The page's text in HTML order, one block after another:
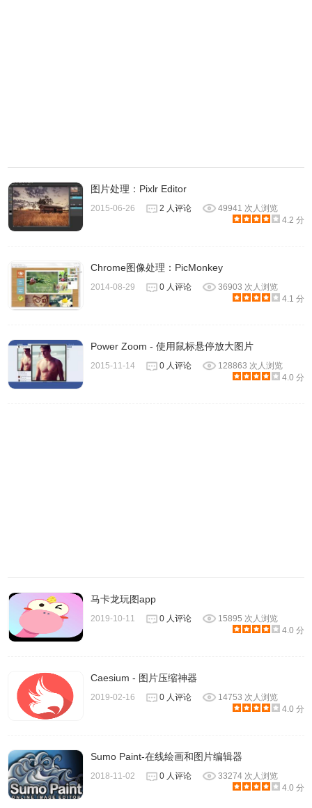
在图片旁边有工具列表。当你想抠出什么物体时，用绿色选
定，并用红色的工具选定你不想要的物体。
上方的Marker Size 可以调整画笔大小。
选定完成后在右边会出现你选定完的图像。
图片处理：Pixlr Editor
2015-06-26 2 人评论
49941 次人浏览
4.2 分
Chrome图像处理：PicMonkey
2014-08-29 0 人评论
36903 次人浏览
4.1 分
Power Zoom - 使用鼠标悬停放大图片
2015-11-14 0 人评论
128863 次人浏览
4.0 分
马卡龙玩图app
2019-10-11 0 人评论
15895 次人浏览
4.0 分
Caesium - 图片压缩神器
2019-02-16 0 人评论
14753 次人浏览
4.0 分
Sumo Paint-在线绘画和图片编辑器
2018-11-02 0 人评论
33274 次人浏览
4.0 分